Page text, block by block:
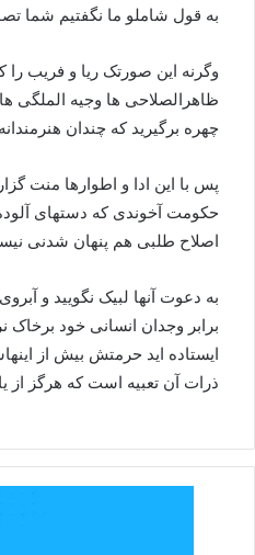
به قول شاملو ما نگفتیم شما
وگرنه این صورتک ریا و فریب
ظاهرالصلاحی ها وجیه الملگی
چهره برگیرید که چندان
پس با این ادا و اطوارها منت
حکومت آخوندی که دستهای
اصلاح طلبی هم پنهان شدنی
به دعوت آنها لبیک نگویید و
برابر وجدان انسانی خود برخاک
ایستاده اید حرمتش بیش از
ذرات آن تعبیه است که هرگز از